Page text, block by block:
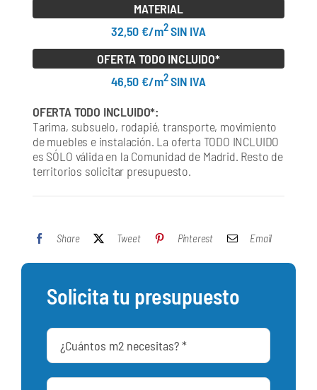
MATERIAL
32,50 €/m2SIN IVA
OFERTA TODO INCLUIDO*
46,50 €/m2SIN IVA
OFERTA TODO INCLUIDO*:
Tarima, subsuelo, rodapié, transporte, movimiento
de muebles e instalación. La oferta TODO INCLUIDO
es SÓLO válida en la Comunidad de Madrid. Resto de
territorios solicitar presupuesto.
Share Tweet Pinterest Email
Solicita tu presupuesto